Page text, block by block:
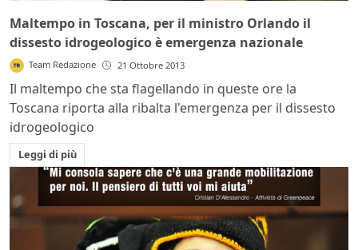
Maltempo in Toscana, per il ministro Orlando il
dissesto idrogeologico è emergenza nazionale
Team Redazione 21 Ottobre 2013
Il maltempo che sta flagellando in queste ore la
Toscana riporta alla ribalta l'emergenza per il dissesto
idrogeologico
Leggi di più